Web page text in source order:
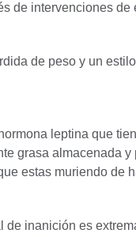
de intervenciones
de peso y un
leptina que
grasa almacenada
estas muriendo de
de inanición es